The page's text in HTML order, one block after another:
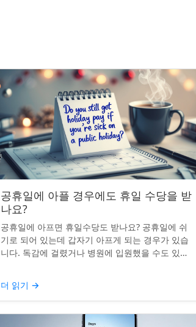
공휴일에 아플 경우에도 휴일 수당을 받
나요?
공휴일에 아프면 휴일수당도 받나요? 공휴일에 쉬
기로 되어 있는데 갑자기 아프게 되는 경우가 있습
니다. 독감에 걸렸거나 병원에 입원했을 수도 있죠.
더 읽기 →